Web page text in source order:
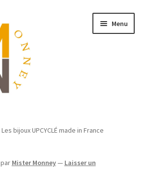
Menu
Les bijoux UPCYCLÉ made in France
par Mister Monney— Laisser un